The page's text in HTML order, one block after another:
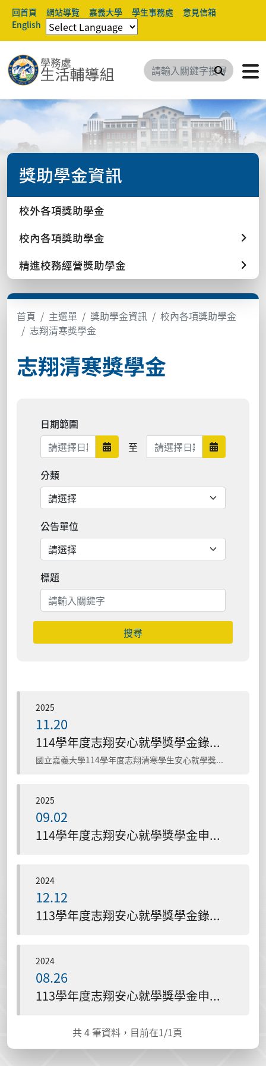
回首頁 網站導覽 嘉義大學 學生事務處
意見信箱
English
搜尋
獎助學金資訊
校外各項獎助學金
校內各項獎助學金
精進校務經營獎助學金
首頁 主選單 獎助學金資訊
校內各項獎助學金
志翔清寒獎學金
志翔清寒獎學金
日期範圍
日期範圍開始
至 日期範圍結束 日期範圍
分類
公告單位
標題
搜尋
2025
11.20
114學年度志翔安心就學獎學金錄取名單
國立嘉義大學114學年度志翔清寒學生安心就學獎學金 錄取名單 一、錄取人數:9人。 二、金額:核發新臺幣20,000元獎學金。 三...
2025
09.02
114學年度志翔安心就學獎學金申請自9月5日起至10月14日止。
2024
12.12
113學年度志翔安心就學獎學金錄取名單
2024
08.26
113學年度志翔安心就學獎學金申請自9月5日起至10月14日止。
共4 筆資料，目前在1/1頁